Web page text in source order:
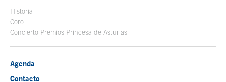
Historia
Coro
Concierto Premios Princesa de Asturias
Agenda
Contacto